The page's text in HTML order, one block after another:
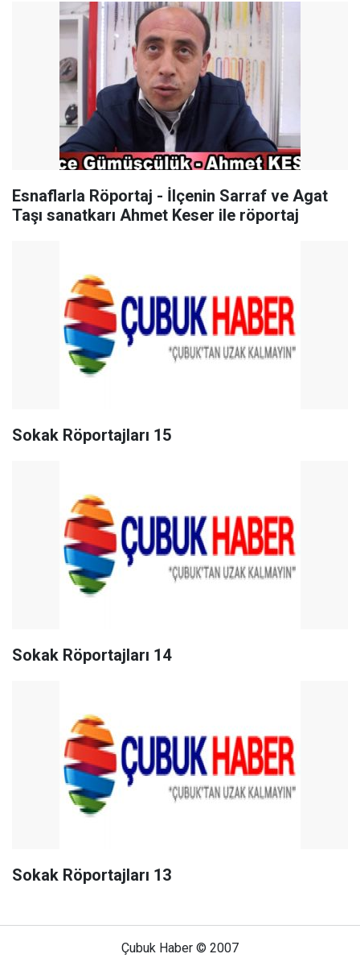
Esnaflarla Röportaj - İlçenin Sarraf ve Agat
Taşı sanatkarı Ahmet Keser ile röportaj
Sokak Röportajları 15
Sokak Röportajları 14
Sokak Röportajları 13
Çubuk Haber © 2007